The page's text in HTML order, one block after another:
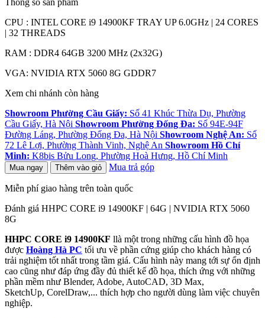
Thông số sản phẩm
CPU : INTEL CORE i9 14900KF TRAY UP 6.0GHz | 24 CORES
| 32 THREADS
RAM : DDR4 64GB 3200 MHz (2x32G)
VGA: NVIDIA RTX 5060 8G GDDR7
Xem chi nhánh còn hàng
Showroom Phường Cầu Giấy: Số 41 Khúc Thừa Dụ, Phường
Cầu Giấy, Hà Nội Showroom Phường Đống Đa: Số 94E-94F
Đường Láng, Phường Đống Đa, Hà Nội Showroom Nghệ An: Số
72 Lê Lợi, Phường Thành Vinh, Nghệ An Showroom Hồ Chí
Minh: K8bis Bửu Long, Phường Hoà Hưng, Hồ Chí Minh
Mua ngay Thêm vào giỏ Mua trả góp
Miễn phí giao hàng trên toàn quốc
Đánh giá HHPC CORE i9 14900KF | 64G | NVIDIA RTX 5060
8G
HHPC CORE i9 14900KF llà một trong những cấu hình đồ họa
được Hoàng Hà PC tối ưu về phần cứng giúp cho khách hàng có
trải nghiệm tốt nhất trong tầm giá. Cấu hình này mang tới sự ổn định
cao cũng như đáp ứng đầy đủ thiết kế đồ họa, thích ứng với những
phần mềm như Blender, Adobe, AutoCAD, 3D Max,
SketchUp, CorelDraw,... thích hợp cho người dùng làm việc chuyên
nghiệp.